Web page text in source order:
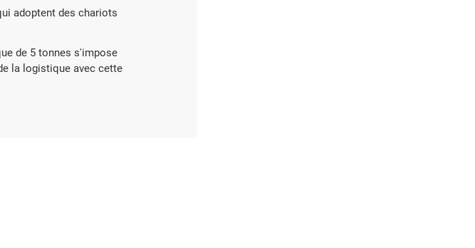
adoptent des chariots
de 5 tonnes s'impose
la logistique avec cette